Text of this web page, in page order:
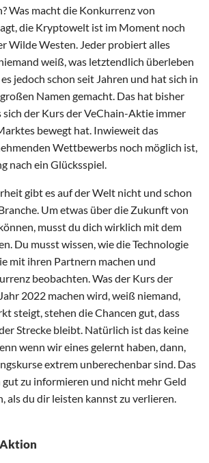
Was macht die Konkurrenz von
die Kryptowelt ist im Moment noch
Wilde Westen. Jeder probiert alles
weiß, was letztendlich überleben
jedoch schon seit Jahren und hat sich in
Namen gemacht. Das hat bisher
sich der Kurs der VeChain-Aktie immer
bewegt hat. Inwieweit das
Wettbewerbs noch möglich ist,
nach ein Glücksspiel.
gibt es auf der Welt nicht und schon
Um etwas über die Zukunft von
musst du dich wirklich mit dem
Du musst wissen, wie die Technologie
mit ihren Partnern machen und
beobachten. Was der Kurs der
2022 machen wird, weiß niemand,
steigt, stehen die Chancen gut, dass
Strecke bleibt. Natürlich ist das keine
wenn wir eines gelernt haben, dann,
extrem unberechenbar sind. Das
zu informieren und nicht mehr Geld
als du dir leisten kannst zu verlieren.
Aktion